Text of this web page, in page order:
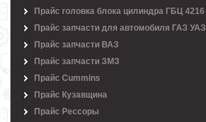
Прайс головка блока цилиндра ГБЦ 4216
Прайс запчасти для автомобиля ГАЗ УАЗ
Прайс запчасти ВАЗ
Прайс запчасти ЗМЗ
Прайс Cummins
Прайс Кузавщина
Прайс Рессоры